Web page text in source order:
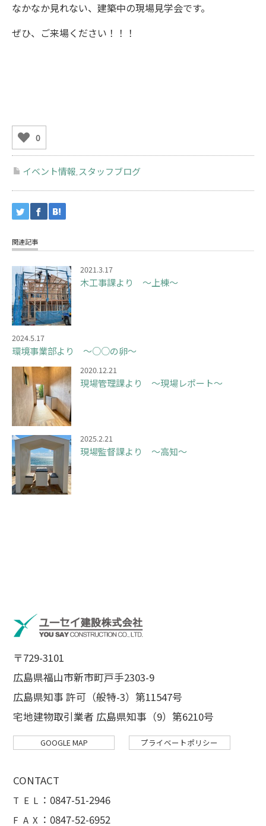
なかなか見れない、建築中の現場見学会です。
ぜひ、ご来場ください！！！
0
イベント情報 スタッフブログ
関連記事
2021.3.17
木工事課より ～上棟～
2024.5.17
環境事業部より ～○○の卵～
2020.12.21
現場管理課より ～現場レポート～
2025.2.21
現場監督課より ～高知～
〒729-3101
広島県福山市新市町戸手2303-9
広島県知事 許可（般特-3）第11547号
宅地建物取引業者 広島県知事（9）第6210号
GOOGLE MAP プライベートポリシー
CONTACT
T E L ： 0847-51-2946
F A X ：0847-52-6952